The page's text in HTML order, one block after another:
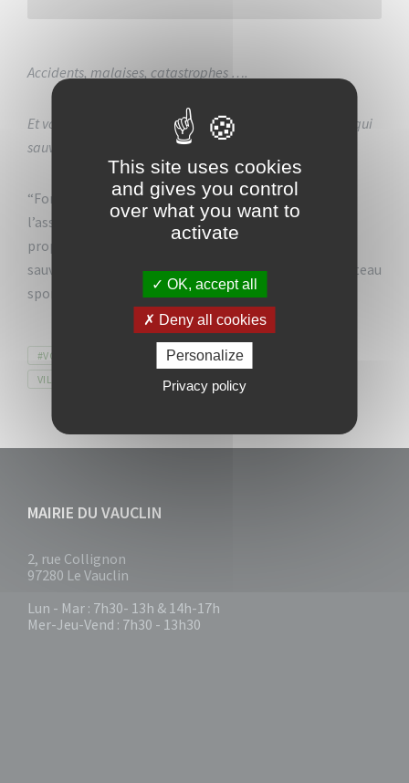
Accidents, malaises, catastrophes ….
Et vous que feriez-vous ? “Adoptons les comportements qui
sauvent”
“Former et informer” est la mission première de
l’association Émergences Secourisme. Celle-ci vous
propose un temps de formation sur les gestes qui
sauvent
le jeudi 08 décembre de 8h à 12h30
sur le plateau
sportif Gaëtan Lycir (Mjca).
Tags
#VOKLEN
SENSIBILISATION
VILLEDUVAUCLIN
MAIRIE DU VAUCLIN
2, rue Collignon
97280 Le Vauclin
Lun - Mar : 7h30- 13h & 14h-17h
Mer-Jeu-Vend : 7h30 - 13h30
This site uses cookies
and gives you control
over what you want to
activate
OK, accept all
Deny all cookies
Personalize
Privacy policy